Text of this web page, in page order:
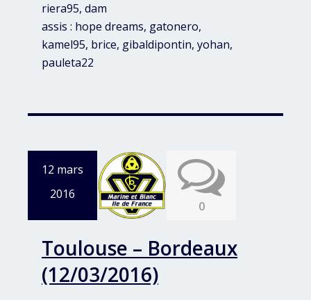
riera95, dam
assis : hope dreams, gatonero,
kamel95, brice, gibaldipontin, yohan,
pauleta22
12 mars
2016
0
Toulouse – Bordeaux
(12/03/2016)